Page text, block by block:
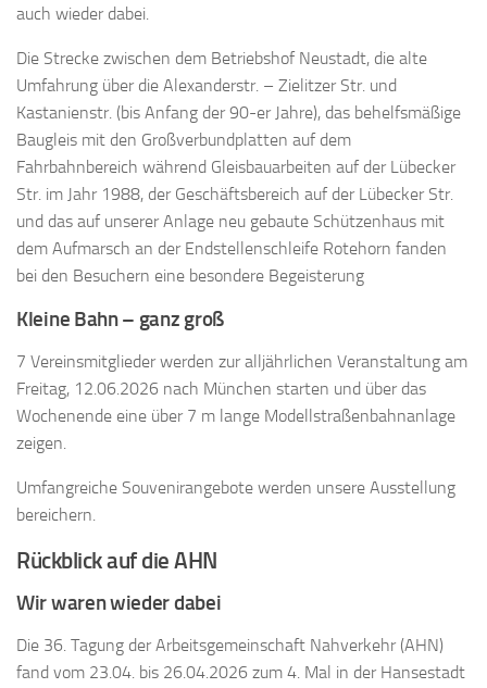
auch wieder dabei.
Die Strecke zwischen dem Betriebshof Neustadt, die alte
Umfahrung über die Alexanderstr. – Zielitzer Str. und
Kastanienstr. (bis Anfang der 90-er Jahre), das behelfsmäßige
Baugleis mit den Großverbundplatten auf dem
Fahrbahnbereich während Gleisbauarbeiten auf der Lübecker
Str. im Jahr 1988, der Geschäftsbereich auf der Lübecker Str.
und das auf unserer Anlage neu gebaute Schützenhaus mit
dem Aufmarsch an der Endstellenschleife Rotehorn fanden
bei den Besuchern eine besondere Begeisterung
Kleine Bahn – ganz groß
7 Vereinsmitglieder werden zur alljährlichen Veranstaltung am
Freitag, 12.06.2026 nach München starten und über das
Wochenende eine über 7 m lange Modellstraßenbahnanlage
zeigen.
Umfangreiche Souvenirangebote werden unsere Ausstellung
bereichern.
Rückblick auf die AHN
Wir waren wieder dabei
Die 36. Tagung der Arbeitsgemeinschaft Nahverkehr (AHN)
fand vom 23.04. bis 26.04.2026 zum 4. Mal in der Hansestadt